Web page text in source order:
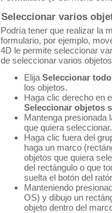
Seleccionar varios
Podría tener que realizar la
formulario, por ejemplo,
4D le permite seleccionar
de seleccionar varios
Elija Seleccionar todo
los objetos.
Haga clic derecho en
Seleccionar objetos
Mantenga presionada
que quiera seleccionar.
Haga clic fuera del
haga un marco
objetos que quiera
del rectángulo o que
suelta el botón del
Manteniendo
OS) y dibujo un
objeto dentro del